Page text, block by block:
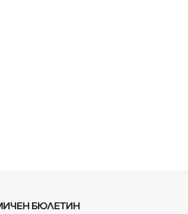
БЮЛЕТИН